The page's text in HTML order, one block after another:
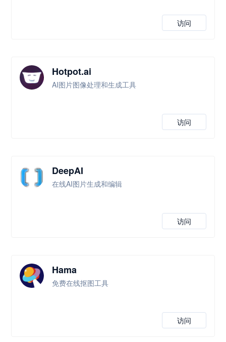
访问
Hotpot.ai
AI图片图像处理和生成工具
访问
DeepAI
在线AI图片生成和编辑
访问
Hama
免费在线抠图工具
访问